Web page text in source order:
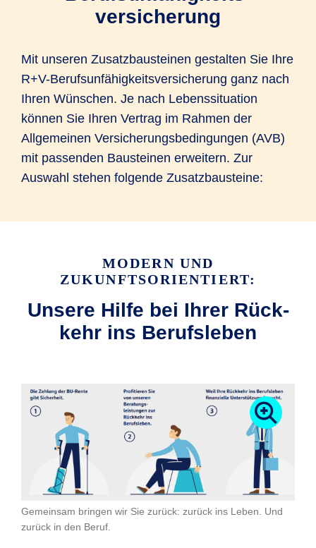
versicherung
Mit unseren Zusatzbausteinen gestalten Sie Ihre
R+V-Berufsunfähigkeitsversicherung ganz nach
Ihren Wünschen. Je nach Lebenssituation
können Sie Ihren Vertrag im Rahmen der
Allgemeinen Versicherungsbedingungen (AVB)
mit passenden Bausteinen erweitern. Zur
Auswahl stehen folgende Zusatzbausteine:
MODERN UND
ZUKUNFTSORIENTIERT:
Unsere Hilfe bei Ihrer Rück­
kehr ins Berufs­leben
Gemeinsam bringen wir Sie zurück: zurück ins Leben. Und
zurück in den Beruf.